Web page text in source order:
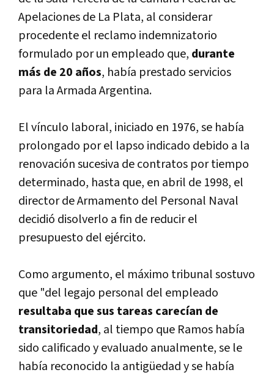
Apelaciones de La Plata, al considerar
procedente el reclamo indemnizatorio
formulado por un empleado que, durante
más de 20 años, había prestado servicios
para la Armada Argentina.
El vínculo laboral, iniciado en 1976, se había
prolongado por el lapso indicado debido a la
renovación sucesiva de contratos por tiempo
determinado, hasta que, en abril de 1998, el
director de Armamento del Personal Naval
decidió disolverlo a fin de reducir el
presupuesto del ejército.
Como argumento, el máximo tribunal sostuvo
que "del legajo personal del empleado
resultaba que sus tareas carecían de
transitoriedad, al tiempo que Ramos había
sido calificado y evaluado anualmente, se le
había reconocido la antigüedad y se había